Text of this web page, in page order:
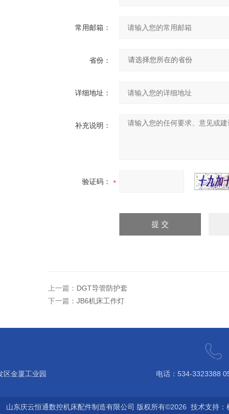
常用邮箱：
省份：
详细地址：
补充说明：
验证码：
上一篇： DGT导管防护套
下一篇： JB6机床工作灯
区金厦工业园 电话：534-3323388
山东庆云恒通数控机床配件制造有限公司 版权所有©2026 技术支持：